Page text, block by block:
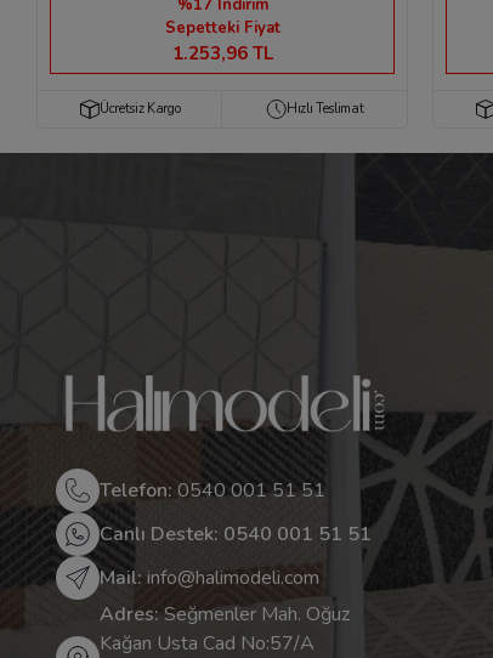
%17 İndirim
Sepetteki Fiyat
1.253,96 TL
Ücretsiz Kargo Hızlı Teslimat
Telefon: 0540 001 51 51
Canlı Destek: 0540 001 51 51
Mail:info@halimodeli.com
Adres:Seğmenler Mah. Oğuz
Kağan Usta Cad No:57/A